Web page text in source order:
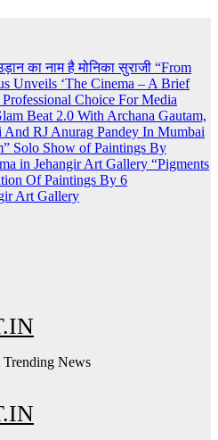
का नाम है मोनिका सुराजी “From
Unveils ‘The Cinema – A Brief
Choice For Media
Beat 2.0 With Archana Gautam,
RJ Anurag Pandey In Mumbai
Solo Show of Paintings By
in Jehangir Art Gallery “Pigments
Of Paintings By 6
Art Gallery
News